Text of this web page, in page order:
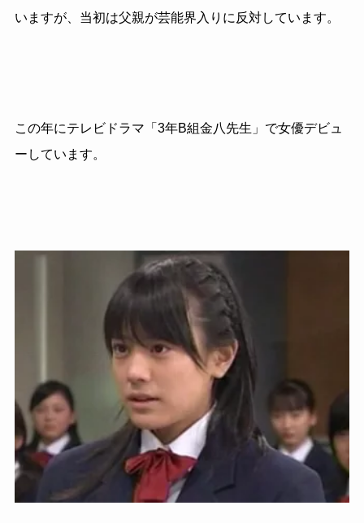
いますが、当初は父親が芸能界入りに反対しています。
この年にテレビドラマ「3年B組金八先生」で女優デビュ
ーしています。